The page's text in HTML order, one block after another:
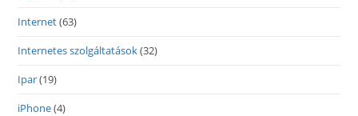
Internet(63)
Internetes szolgáltatások(32)
Ipar(19)
iPhone(4)